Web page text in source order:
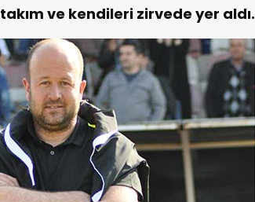
takım ve kendileri zirvede yer aldı.